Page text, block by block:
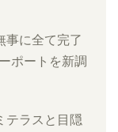
事に全て完了
ポートを新調
テラスと目隠